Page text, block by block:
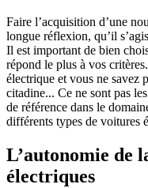
Faire l’acquisition d’une
longue réflexion, qu’il
Il est important de bien
répond le plus à vos
électrique et vous ne savez
citadine... Ce ne sont pas
de référence dans le
différents types de voitures
L’autonomie de
électriques